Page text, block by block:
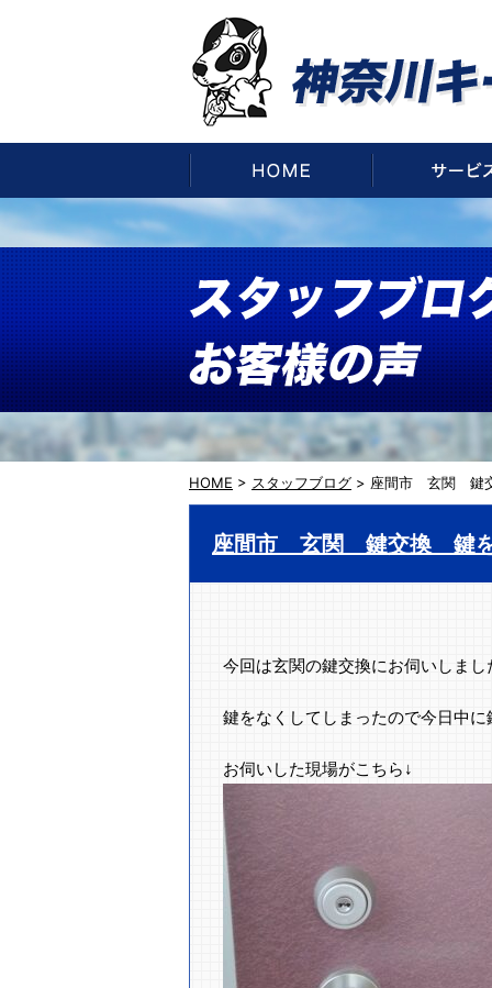
HOME
HOME > スタッフブログ > 座間市 玄関 鍵
座間市 玄関 鍵交換 鍵を
今回は玄関の鍵交換にお伺いしまし
鍵をなくしてしまったので今日中
お伺いした現場がこちら↓